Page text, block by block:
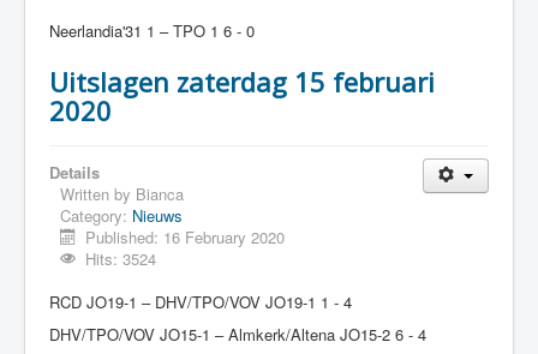
Neerlandia'31 1 – TPO 1 6 - 0
Uitslagen zaterdag 15 februari
2020
Details
Written by Bianca
Category: Nieuws
Published: 16 February 2020
Hits: 3524
RCD JO19-1 – DHV/TPO/VOV JO19-1 1 - 4
DHV/TPO/VOV JO15-1 – Almkerk/Altena JO15-2 6 - 4